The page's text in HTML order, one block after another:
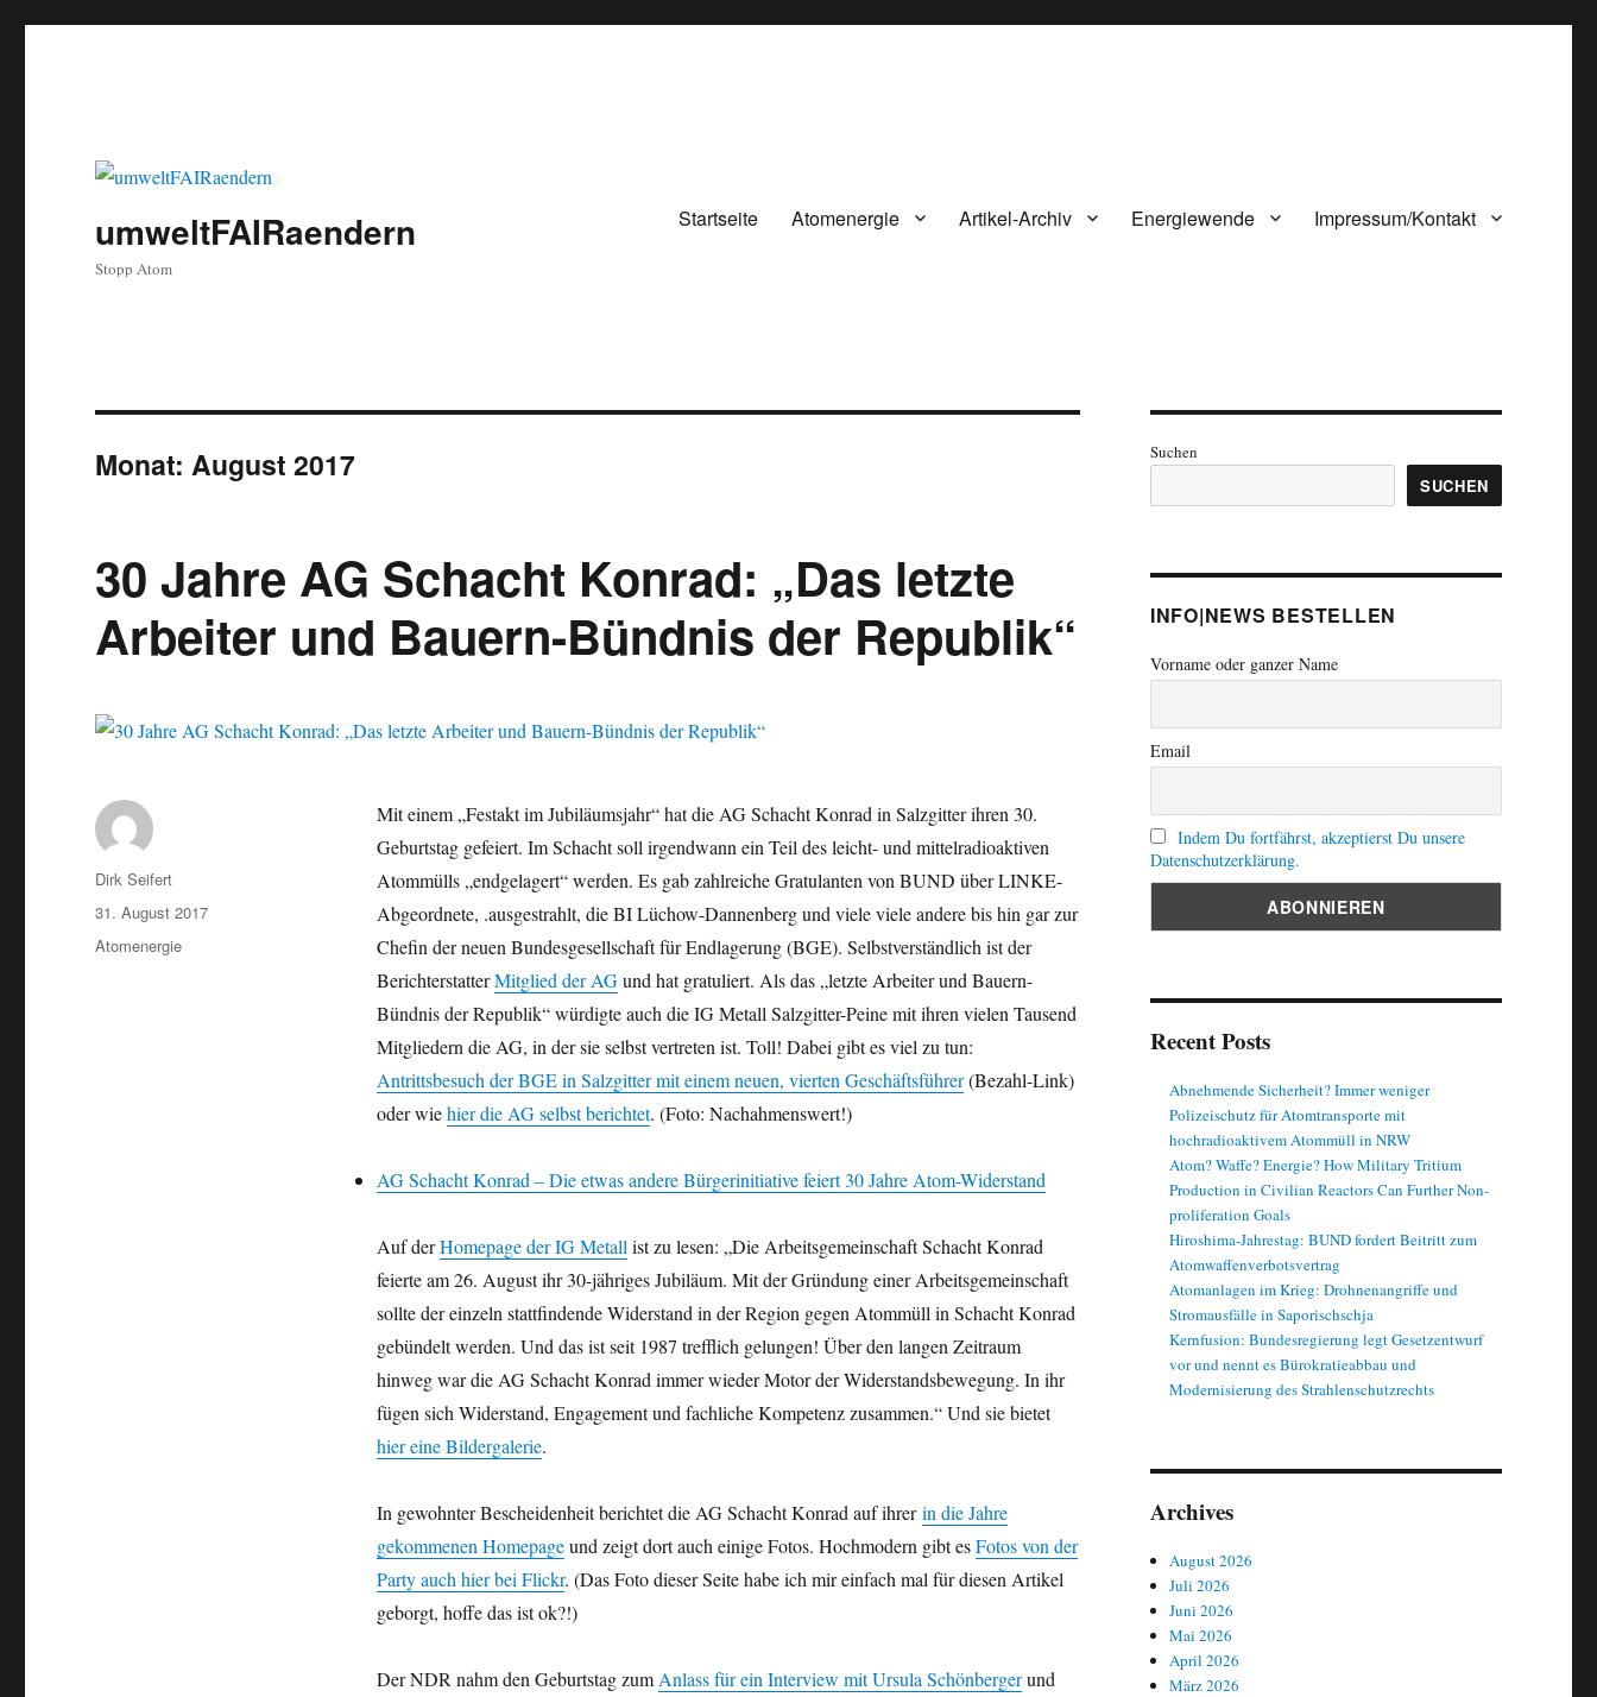
umweltFAIRaendern
Stopp Atom
Startseite Atomenergie Artikel-Archiv Energiewende Impressum/Kontakt
Monat:August 2017
30 Jahre AG Schacht Konrad: „Das letzte
Arbeiter und Bauern-Bündnis der Republik“
Mit einem „Festakt im Jubiläumsjahr“ hat die AG Schacht Konrad in Salzgitter ihren 30.
Geburtstag gefeiert. Im Schacht soll irgendwann ein Teil des leicht- und mittelradioaktiven
Atommülls „endgelagert“ werden. Es gab zahlreiche Gratulanten von BUND über LINKE-
Abgeordnete, .ausgestrahlt, die BI Lüchow-Dannenberg und viele viele andere bis hin gar zur
Chefin der neuen Bundesgesellschaft für Endlagerung (BGE). Selbstverständlich ist der
BerichterstatterMitglied der AGund hat gratuliert. Als das „letzte Arbeiter und Bauern-
Bündnis der Republik“ würdigte auch die IG Metall Salzgitter-Peine mit ihren vielen Tausend
Mitgliedern die AG, in der sie selbst vertreten ist. Toll! Dabei gibt es viel zu tun:
Antrittsbesuch der BGE in Salzgitter mit einem neuen, vierten Geschäftsführer(Bezahl-Link)
oder wiehier die AG selbst berichtet. (Foto: Nachahmenswert!)
AG Schacht Konrad – Die etwas andere Bürgerinitiative feiert 30 Jahre Atom-Widerstand
Auf derHomepage der IG Metallist zu lesen: „Die Arbeitsgemeinschaft Schacht Konrad
feierte am 26. August ihr 30-jähriges Jubiläum. Mit der Gründung einer Arbeitsgemeinschaft
sollte der einzeln stattfindende Widerstand in der Region gegen Atommüll in Schacht Konrad
gebündelt werden. Und das ist seit 1987 trefflich gelungen! Über den langen Zeitraum
hinweg war die AG Schacht Konrad immer wieder Motor der Widerstandsbewegung. In ihr
fügen sich Widerstand, Engagement und fachliche Kompetenz zusammen.“ Und sie bietet
hier eine Bildergalerie.
In gewohnter Bescheidenheit berichtet die AG Schacht Konrad auf ihrerin die Jahre
gekommenen Homepageund zeigt dort auch einige Fotos. Hochmodern gibt esFotos von der
Party auch hier bei Flickr. (Das Foto dieser Seite habe ich mir einfach mal für diesen Artikel
geborgt, hoffe das ist ok?!)
Der NDR nahm den Geburtstag zumAnlass für ein Interview mit Ursula Schönbergerund
Autor
Dirk Seifert
Veröffentlicht
am
31. August 2017
Kategorien
Atomenergie
Suchen
SUCHEN
INFO|NEWS BESTELLEN
Vorname oder ganzer Name
Email
Indem Du fortfährst, akzeptierst Du unsere
Datenschutzerklärung.
Recent Posts
Abnehmende Sicherheit? Immer weniger
Polizeischutz für Atomtransporte mit
hochradioaktivem Atommüll in NRW
Atom? Waffe? Energie? How Military Tritium
Production in Civilian Reactors Can Further Non-
proliferation Goals
Hiroshima-Jahrestag: BUND fordert Beitritt zum
Atomwaffenverbotsvertrag
Atomanlagen im Krieg: Drohnenangriffe und
Stromausfälle in Saporischschja
Kernfusion: Bundesregierung legt Gesetzentwurf
vor und nennt es Bürokratieabbau und
Modernisierung des Strahlenschutzrechts
Archives
August 2026
Juli 2026
Juni 2026
Mai 2026
April 2026
März 2026